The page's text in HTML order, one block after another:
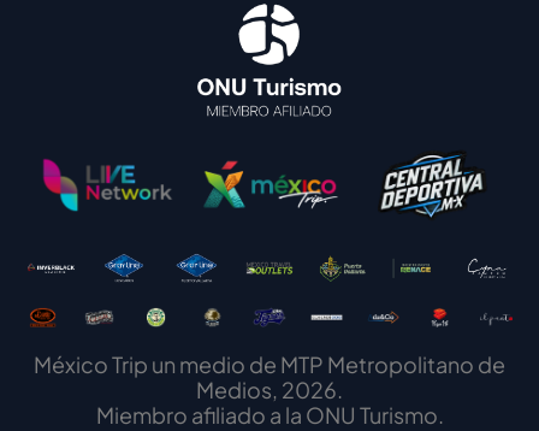
México Trip un medio de MTP Metropolitano de
Medios, 2026.
Miembro afiliado a la ONU Turismo.